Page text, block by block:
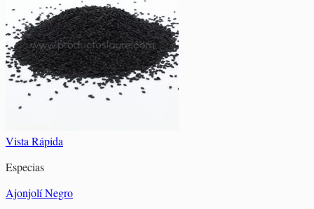
1,80€
hasta
4,65€
Vista Rápida
Especias
Ajonjolí Negro